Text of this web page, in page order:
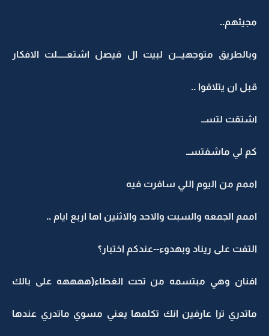
مجيئهم..
وبالطريق متوجهيـــن لبيت ال فيصل اشتعـــــلت الافكار
قبل ان يتلاقوا ..
اشتقت لتســ
كم لي ماشفتســ
اممم من اليوم اللي سافرت فيه
اممم الجمعه والسبت والاحد والاثنين اها اربع ايام ..
التفت على ريناد وبهدوء--عندكم اختبار؟
افنان وهي مبتسمه من تحت الغطاء(ههههه على بالك
ماتدري ترا عارفين انك تكلمها يعني مسوي ماتدري عندها